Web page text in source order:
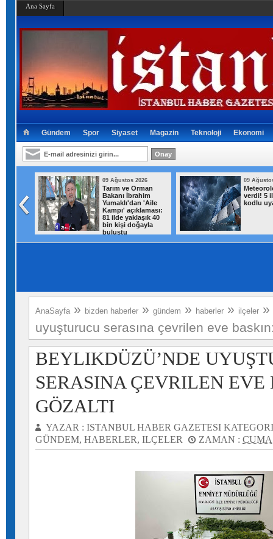
Ana Sayfa
Gündem Spor Siyaset Magazin Teknoloji Ekonomi
09 Ağustos 2026
Tarım ve Orman
Bakanı İbrahim
Yumaklı'dan 'Aile
Kampı' açıklaması:
81 ilde yaklaşık 40
bin kişi doğayla
buluştu
09
verdi! 5
kodlu
AnaSayfa » bizden haberler » gündem » haberler » ilçeler »
uyuşturucu serasına çevrilen eve
BEYLIKDÜZÜ’NDE
SERASINA ÇEVRILEN
GÖZALTI
YAZAR : ISTANBUL HABER GAZETESI
GÜNDEM, HABERLER, ILÇELER ZAMAN :